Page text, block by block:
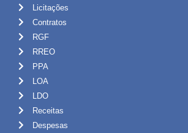
Licitações
Contratos
RGF
RREO
PPA
LOA
LDO
Receitas
Despesas